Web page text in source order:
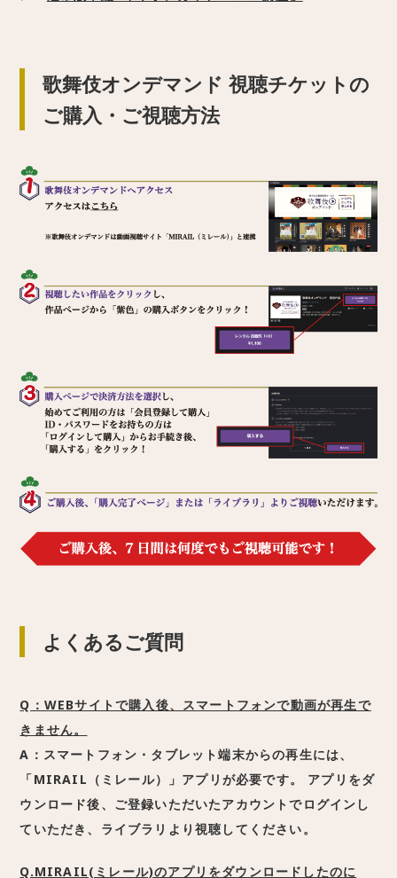
歌舞伎オンデマンド 視聴チケットの
ご購入・ご視聴方法
よくあるご質問
Q：WEBサイトで購入後、スマートフォンで動画が再生で
きません。
A：スマートフォン・タブレット端末からの再生には、
「MIRAIL（ミレール）」アプリが必要です。 アプリをダ
ウンロード後、ご登録いただいたアカウントでログインし
ていただき、ライブラリより視聴してください。
Q.MIRAIL(ミレール)のアプリをダウンロードしたのに